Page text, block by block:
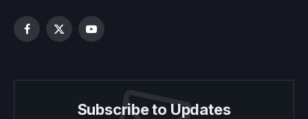
Facebook
X
YouTube
Subscribe to Updates